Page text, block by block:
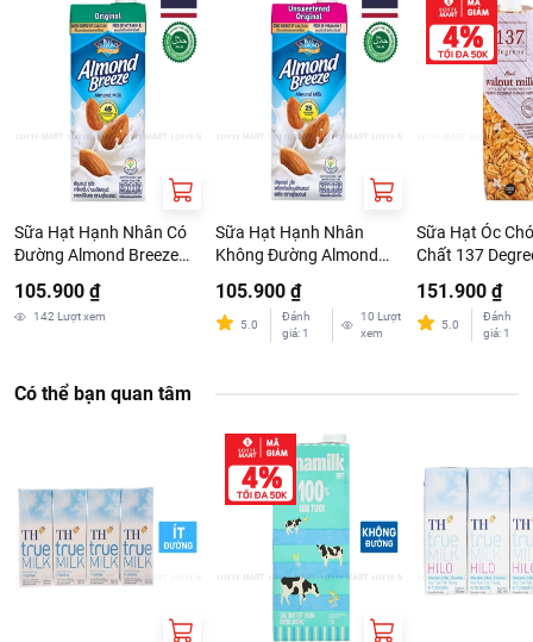
MINH
Sữa Hạt Hạnh Nhân Có
Đường Almond Breeze
946ml
105.900 ₫
142 Lượt xem
Sữa Hạt Hạnh Nhân
Không Đường Almond
946ml
105.900 ₫
5.0
Đánh
giá: 1
10 Lượt
xem
Sữa Hạt Óc
Chất 137
151.900 ₫
5.0
Đánh
giá: 1
Có thể bạn quan tâm